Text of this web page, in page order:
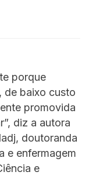
porque
de baixo custo
promovida
diz a autora
doutoranda
e enfermagem
e